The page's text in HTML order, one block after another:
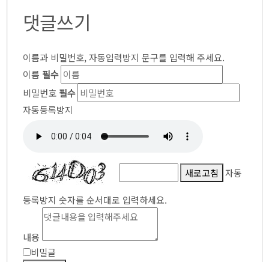
댓글쓰기
이름과 비밀번호, 자동입력방지 문구를 입력해 주세요.
이름 필수
비밀번호 필수
자동등록방지
새로고침 자동
등록방지 숫자를 순서대로 입력하세요.
내용
비밀글